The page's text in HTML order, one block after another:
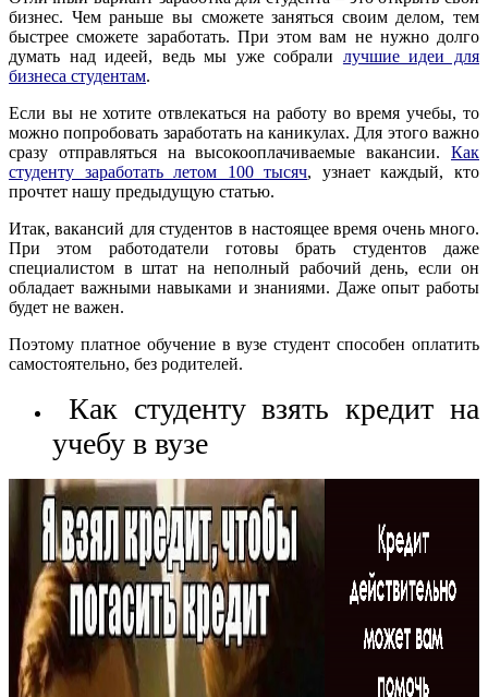
бизнес. Чем раньше вы сможете заняться своим делом, тем
быстрее сможете заработать. При этом вам не нужно долго
думать над идеей, ведь мы уже собрали лучшие идеи для
бизнеса студентам.
Если вы не хотите отвлекаться на работу во время учебы, то
можно попробовать заработать на каникулах. Для этого важно
сразу отправляться на высокооплачиваемые вакансии. Как
студенту заработать летом 100 тысяч, узнает каждый, кто
прочтет нашу предыдущую статью.
Итак, вакансий для студентов в настоящее время очень много.
При этом работодатели готовы брать студентов даже
специалистом в штат на неполный рабочий день, если он
обладает важными навыками и знаниями. Даже опыт работы
будет не важен.
Поэтому платное обучение в вузе студент способен оплатить
самостоятельно, без родителей.
Как студенту взять кредит на
учебу в вузе